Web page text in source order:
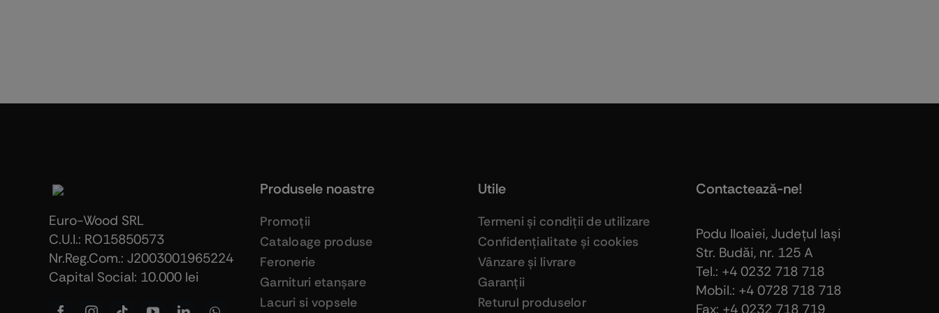
Euro-Wood SRL
C.U.I.: RO15850573
Nr.Reg.Com.: J2003001965224
Capital Social: 10.000 lei
Produsele noastre
Promoţii
Cataloage produse
Feronerie
Garnituri etanşare
Lacuri si vopsele
Utile
Termeni şi condiţii de utilizare
Confidenţialitate şi cookies
Vânzare şi livrare
Garanţii
Returul produselor
Contactează-ne!
Podu Iloaiei, Judeţul Iaşi
Str. Budăi, nr. 125 A
Tel.: +4 0232 718 718
Mobil.: +4 0728 718 718
Fax: +4 0232 718 719